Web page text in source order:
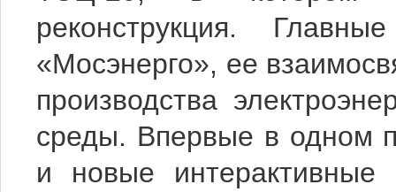
реконструкция.
«Мосэнерго», ее
производства
среды. Впервые в одном
и новые интерактивные